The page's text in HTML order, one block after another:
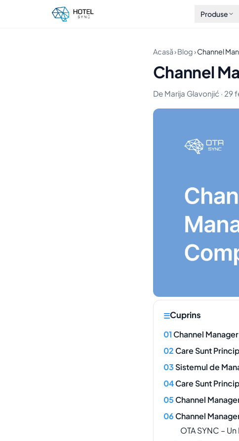
Produse
Acasă›Blog›Channel
Channel
De Marija Glavonjić · 29
Cuprins
Channel
Care Sunt
Sistemul de
Care Sunt
Channel
Channel
OTA SYNC –